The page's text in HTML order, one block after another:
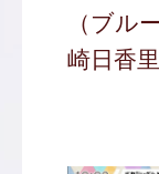
（ブ
崎日香